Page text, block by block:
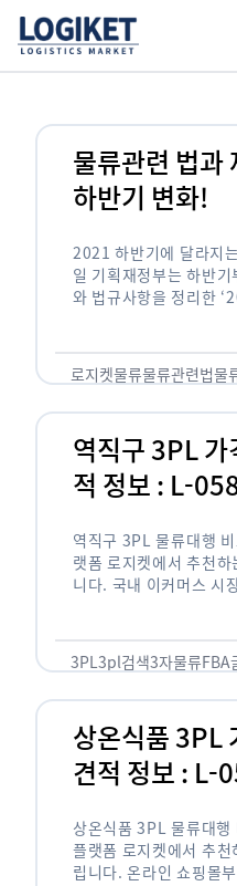
물류관련 법과
하반기 변화!
2021 하반기에 달라지
일 기획재정부는 하반
와 법규사항을 정리한
로지켓물류물류관련법물
역직구 3PL 가
적 정보 : L-
역직구 3PL 물류대행
랫폼 로지켓에서 추천
니다. 국내 이커머스 시
3PL3pl검색3자물류FBA
상온식품 3PL
견적 정보 : L-
상온식품 3PL 물류대행
플랫폼 로지켓에서 추
립니다. 온라인 쇼핑몰